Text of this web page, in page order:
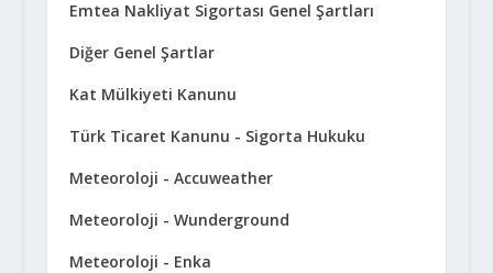
Emtea Nakliyat Sigortası Genel Şartları
Diğer Genel Şartlar
Kat Mülkiyeti Kanunu
Türk Ticaret Kanunu - Sigorta Hukuku
Meteoroloji - Accuweather
Meteoroloji - Wunderground
Meteoroloji - Enka